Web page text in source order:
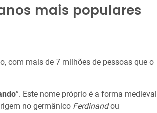
mais populares
com mais de 7 milhões de pessoas que o
”. Este nome próprio é a forma medieval
no germânico Ferdinandou